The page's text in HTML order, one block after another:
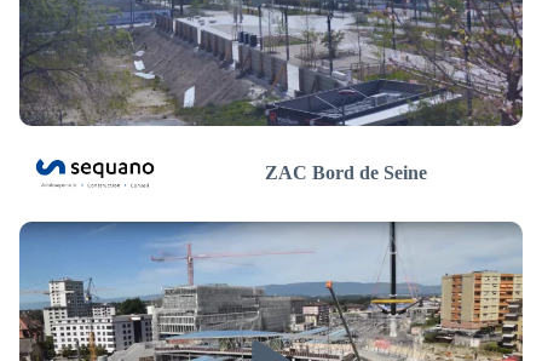
ZAC Bord de Seine